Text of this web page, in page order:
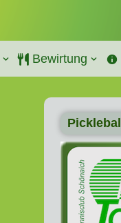
Bewirtung
Pickleball